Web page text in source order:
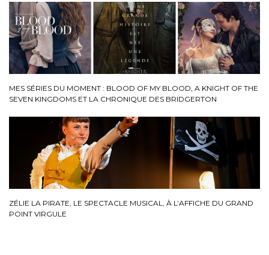
MES SÉRIES DU MOMENT : BLOOD OF MY BLOOD, A KNIGHT OF THE
SEVEN KINGDOMS ET LA CHRONIQUE DES BRIDGERTON
ZÉLIE LA PIRATE, LE SPECTACLE MUSICAL, À L’AFFICHE DU GRAND
POINT VIRGULE